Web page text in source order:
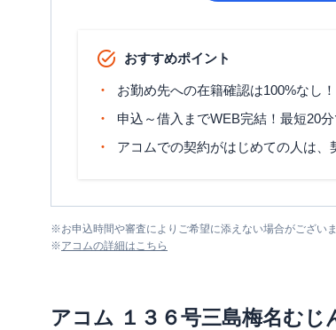
おすすめポイント
お勤め先への在籍確認は100%なし！
申込～借入までWEB完結！最短20
アコムでの契約がはじめての人は、
※お申込時間や審査によりご希望に添えない場合がございま
※アコムの詳細はこちら
アコム １３６号三島梅名む